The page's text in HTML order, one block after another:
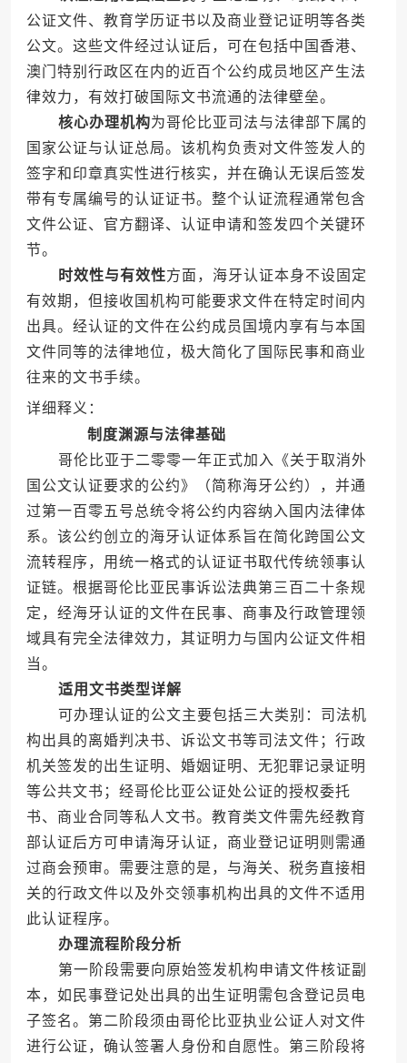
公证文件、教育学历证书以及商业登记证明等各类
公文。这些文件经过认证后，可在包括中国香港、
澳门特别行政区在内的近百个公约成员地区产生法
律效力，有效打破国际文书流通的法律壁垒。
核心办理机构为哥伦比亚司法与法律部下属的
国家公证与认证总局。该机构负责对文件签发人的
签字和印章真实性进行核实，并在确认无误后签发
带有专属编号的认证证书。整个认证流程通常包含
文件公证、官方翻译、认证申请和签发四个关键环
节。
时效性与有效性方面，海牙认证本身不设固定
有效期，但接收国机构可能要求文件在特定时间内
出具。经认证的文件在公约成员国境内享有与本国
文件同等的法律地位，极大简化了国际民事和商业
往来的文书手续。
详细释义：
制度渊源与法律基础
哥伦比亚于二零零一年正式加入《关于取消外
国公文认证要求的公约》（简称海牙公约），并通
过第一百零五号总统令将公约内容纳入国内法律体
系。该公约创立的海牙认证体系旨在简化跨国公文
流转程序，用统一格式的认证证书取代传统领事认
证链。根据哥伦比亚民事诉讼法典第三百二十条规
定，经海牙认证的文件在民事、商事及行政管理领
域具有完全法律效力，其证明力与国内公证文件相
当。
适用文书类型详解
可办理认证的公文主要包括三大类别：司法机
构出具的离婚判决书、诉讼文书等司法文件；行政
机关签发的出生证明、婚姻证明、无犯罪记录证明
等公共文书；经哥伦比亚公证处公证的授权委托
书、商业合同等私人文书。教育类文件需先经教育
部认证后方可申请海牙认证，商业登记证明则需通
过商会预审。需要注意的是，与海关、税务直接相
关的行政文件以及外交领事机构出具的文件不适用
此认证程序。
办理流程阶段分析
第一阶段需要向原始签发机构申请文件核证副
本，如民事登记处出具的出生证明需包含登记员电
子签名。第二阶段须由哥伦比亚执业公证人对文件
进行公证，确认签署人身份和自愿性。第三阶段将